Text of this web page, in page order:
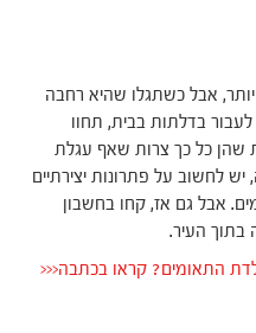
אבל כשתגלו שהיא רחבה
בדלתות בבית, תחוו
שהן כל כך צרות שאף עגלת
לחשוב על פתרונות יצירתיים
אבל גם אז, קחו בחשבון
בתוך העיר.
התאומים? קראו בכתבה<<<